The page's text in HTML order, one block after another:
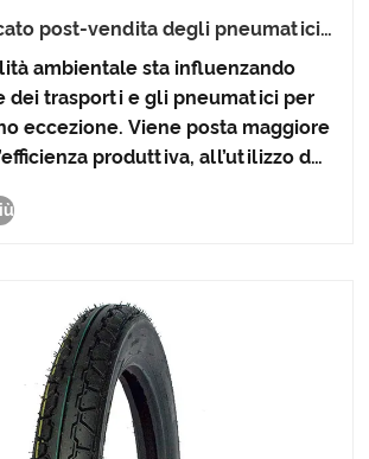
post-vendita degli pneumatici
e sostenibilità
ambientale sta influenzando
dei trasporti e gli pneumatici per
eccezione. Viene posta maggiore
produttiva, all’utilizzo dei